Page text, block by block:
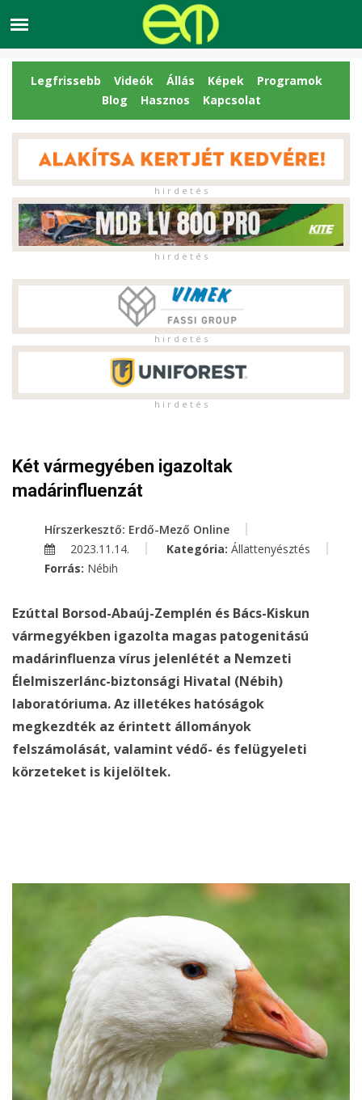
Legfrissebb Videók Állás Képek
Programok
Blog
Hasznos Kapcsolat
h i r d e t é s
h i r d e t é s
h i r d e t é s
h i r d e t é s
Két vármegyében igazoltak
madárinfluenzát
Hírszerkesztő: Erdő-Mező Online
2023.11.14.
Kategória: Állattenyésztés
Forrás: Nébih
Ezúttal Borsod-Abaúj-Zemplén és Bács-Kiskun
vármegyékben igazolta magas patogenitású
madárinfluenza vírus jelenlétét a Nemzeti
Élelmiszerlánc-biztonsági Hivatal (Nébih)
laboratóriuma. Az illetékes hatóságok
megkezdték az érintett állományok
felszámolását, valamint védő- és felügyeleti
körzeteket is kijelöltek.